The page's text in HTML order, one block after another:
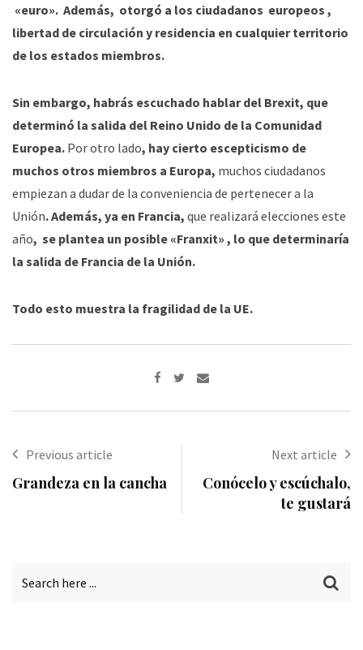
«euro». Además, otorgó a los ciudadanos europeos ,
libertad de circulación y residencia en cualquier territorio
de los estados miembros.
Sin embargo, habrás escuchado hablar del Brexit, que
determinó la salida del Reino Unido de la Comunidad
Europea. Por otro lado, hay cierto escepticismo de
muchos otros miembros a Europa, muchos ciudadanos
empiezan a dudar de la conveniencia de pertenecer a la
Unión. Además, ya en Francia, que realizará elecciones este
año, se plantea un posible «Franxit» , lo que determinaría
la salida de Francia de la Unión.
Todo esto muestra la fragilidad de la UE.
Share
Previous article
Grandeza en la cancha
Next article
Conócelo y escúchalo,
te gustará